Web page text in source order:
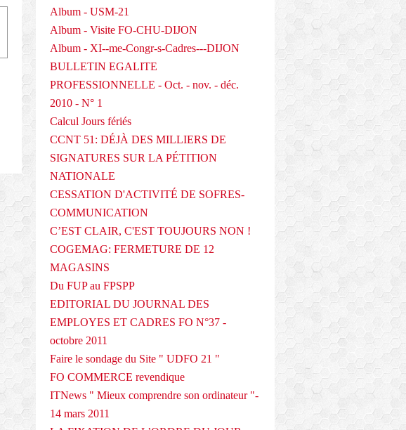
Album - USM-21
Album - Visite FO-CHU-DIJON
Album - XI--me-Congr-s-Cadres---DIJON
BULLETIN EGALITE
PROFESSIONNELLE - Oct. - nov. - déc.
2010 - N° 1
Calcul Jours fériés
CCNT 51: DÉJÀ DES MILLIERS DE
SIGNATURES SUR LA PÉTITION
NATIONALE
CESSATION D'ACTIVITÉ DE SOFRES-
COMMUNICATION
C’EST CLAIR, C'EST TOUJOURS NON !
COGEMAG: FERMETURE DE 12
MAGASINS
Du FUP au FPSPP
EDITORIAL DU JOURNAL DES
EMPLOYES ET CADRES FO N°37 -
octobre 2011
Faire le sondage du Site " UDFO 21 "
FO COMMERCE revendique
ITNews " Mieux comprendre son ordinateur "-
14 mars 2011